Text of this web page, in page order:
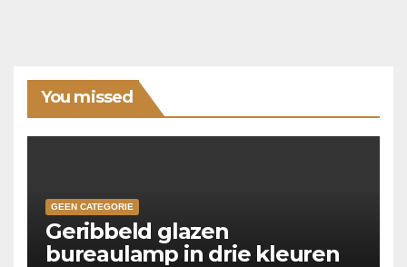
You missed
GEEN CATEGORIE
Geribbeld glazen
bureaulamp in drie kleuren